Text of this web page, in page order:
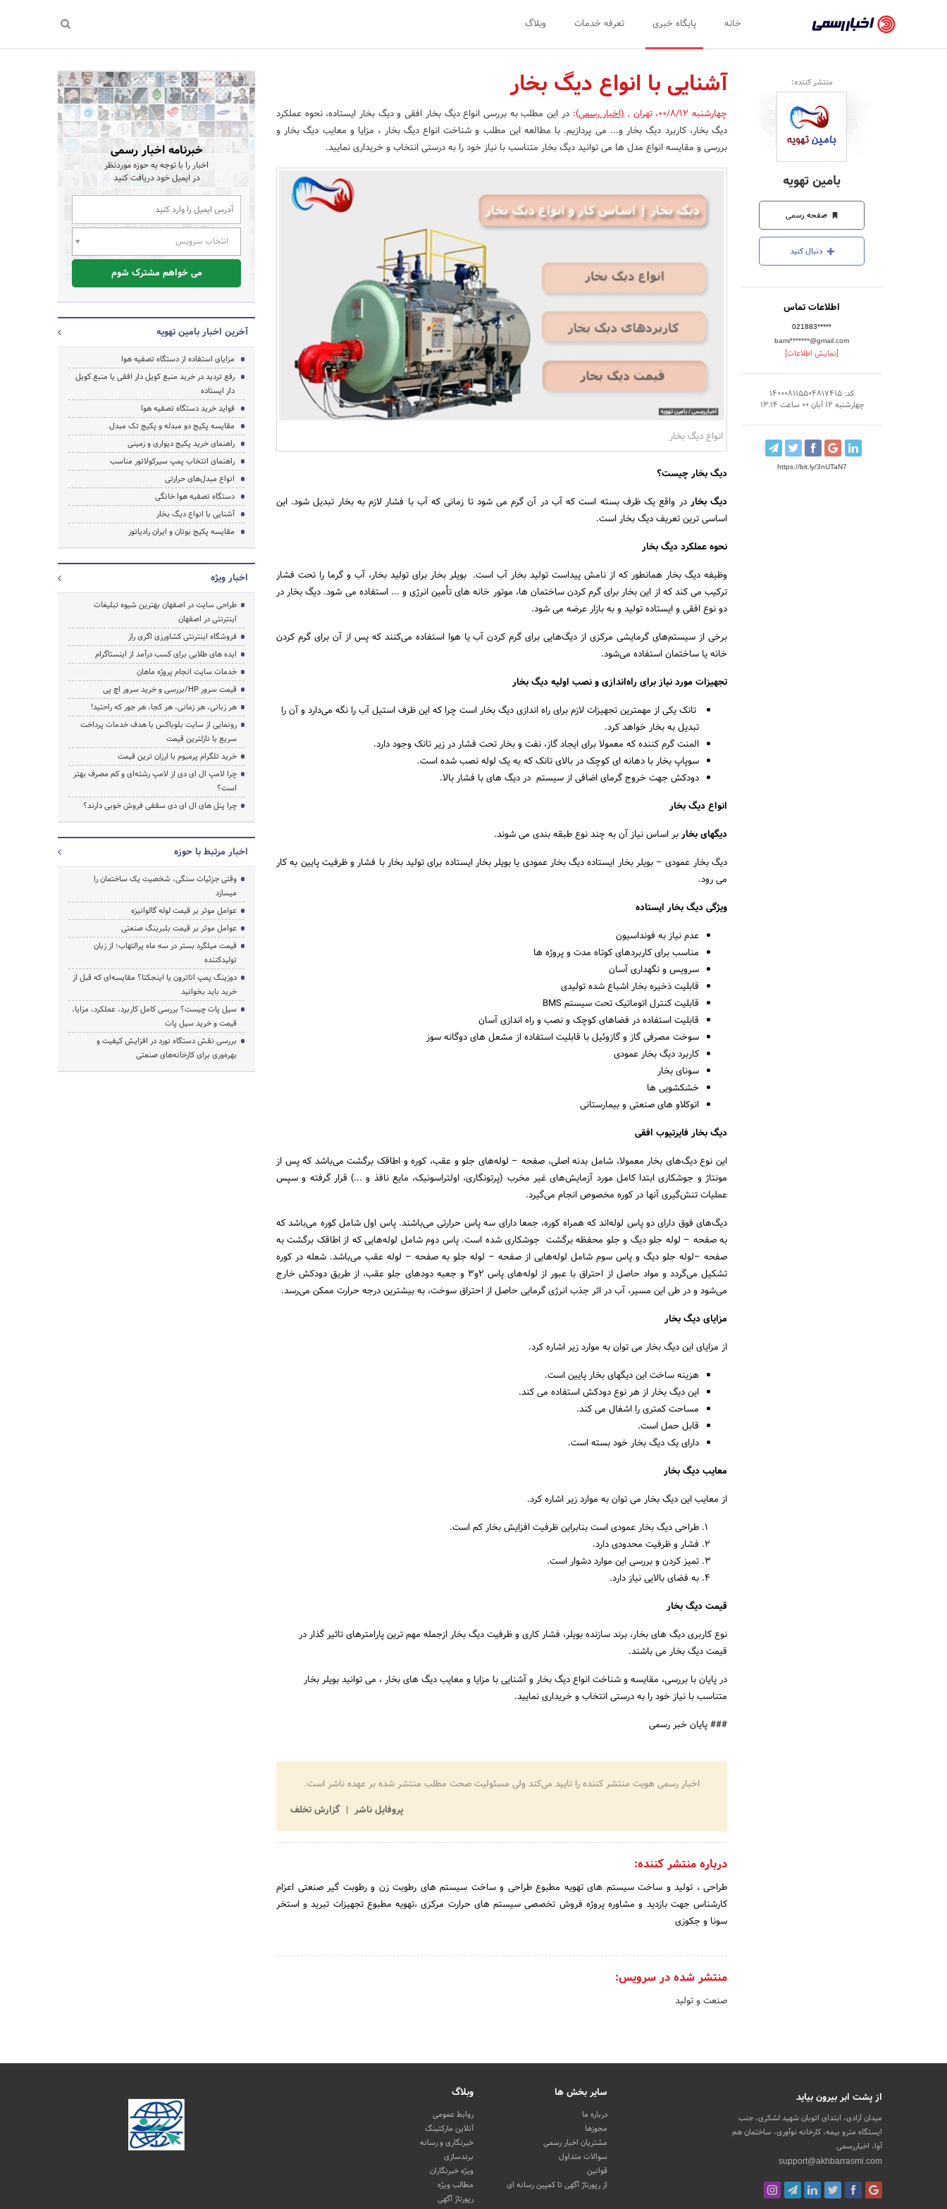
رسمی
-
اخبار
تایید
شده
شرکت‌ها،
سازمان‌ها
و
روابط
عمومی‌ها
خانه پایگاه خبری تعرفه خدمات وبلاگ
منتشر کننده:
بامین تهویه
صفحه رسمی
دنبال کنید
اطلاعات تماس
021883*****
bami*******@gmail.com
[نمایش اطلاعات]
کد: 140008115504817415
چهارشنبه 12 آبان 00 ساعت 13:14
https://bit.ly/3nUTaN7
آشنایی با انواع دیگ بخار
چهارشنبه 00/8/12 ،تهران ,(اخبار رسمی):در این مطلب به بررسی انواع دیگ بخار افقی و دیگ بخار ایستاده، نحوه عملکرد
دیگ بخار، کاربرد دیگ بخار و... می پردازیم. با مطالعه این مطلب و شناخت انواع دیگ بخار ، مزایا و معایب دیگ بخار و
بررسی و مقایسه انواع مدل ها می توانید دیگ بخار متناسب با نیاز خود را به درستی انتخاب و خریداری نمایید.
انواع دیگ بخار
دیگ بخار چیست؟
دیگ بخار در واقع یک ظرف بسته است که آب در آن گرم می شود تا زمانی که آب با فشار لازم به بخار تبدیل شود. این
اساسی ترین تعریف دیگ بخار است.
نحوه عملکرد دیگ بخار
وظیفه دیگ‌ بخار همانطور که از نامش پیداست تولید بخار آب است. بویلر بخار برای تولید بخار، آب و گرما را تحت فشار
ترکیب می کند که از این بخار برای گرم کردن ساختمان ها، موتور خانه های تأمین انرژی و ... استفاده می شود. دیگ بخار در
دو نوع افقی و ایستاده تولید و به بازار عرضه می شود.
برخی از سیستم‌های گرمایشی مرکزی از دیگ‌هایی برای گرم کردن آب یا هوا استفاده می‌کنند که پس از آن برای گرم کردن
خانه یا ساختمان استفاده می‌شود.
تجهیزات مورد نیاز برای راه‌اندازی و نصب اولیه دیگ بخار
تانک یکی از مهمترین تجهیزات لازم برای راه اندازی دیگ بخار است چرا که این ظرف استیل آب را نگه می‌دارد و آن را
تبدیل به بخار خواهد کرد.
المنت گرم کننده که معمولا برای ایجاد گاز، نفت و بخار تحت فشار در زیر تانک وجود دارد.
سوپاپ بخار با دهانه ای کوچک در بالای تانک که به یک لوله نصب شده است.
دودکش جهت خروج گرمای اضافی از سیستم در دیگ های با فشار بالا.
انواع دیگ بخار
دیگهای بخاربر اساس نیاز آن به چند نوع طبقه بندی می شوند.
دیگ بخار عمودی – بویلر بخار ایستاده دیگ بخار عمودی یا بویلر بخار ایستاده برای تولید بخار با فشار و ظرفیت پایین به کار
می رود.
ویژگی دیگ بخار ایستاده
عدم نیاز به فونداسیون
مناسب برای کاربردهای کوتاه مدت و پروژه ها
سرویس و نگهداری آسان
قابلیت ذخیره بخار اشباع شده تولیدی
قابلیت کنترل اتوماتیک تحت سیستم BMS
قابلیت استفاده در فضاهای کوچک و نصب و راه اندازی آسان
سوخت مصرفی گاز و گازوئیل با قابلیت استفاده از مشعل های دوگانه سوز
کاربرد دیگ بخار عمودی
سونای بخار
خشکشویی ها
اتوکلاو های صنعتی و بیمارستانی
دیگ بخار فایرتیوب افقی
این نوع دیگ‌های بخار معمولا، شامل بدنه اصلی، صفحه – لوله‌های جلو و عقب، کوره و اطاقک برگشت می‌باشد که پس از
مونتاژ و جوشکاری ابتدا کامل مورد آزمایش‌های غیر مخرب (پرتونگاری، اولتراسونیک، مایع نافذ و ...) قرار گرفته و سپس
عملیات تنش‌گیری آنها در کوره مخصوص انجام می‌گیرد.
دیگ‌های فوق دارای دو پاس لوله‌اند که همراه کوره، جمعا دارای سه پاس حرارتی می‌باشند. پاس اول شامل کوره می‌باشد که
به صفحه – لوله جلو دیگ و جلو محفظه برگشت جوشکاری شده است. پاس دوم شامل لوله‌هایی که از اطاقک برگشت به
صفحه –لوله جلو دیگ و پاس سوم شامل لوله‌هایی از صفحه – لوله جلو به صفحه – لوله عقب می‌باشد. شعله در کوره
تشکیل می‌گردد و مواد حاصل از احتراق با عبور از لوله‌های پاس 2و3 و جعبه دودهای جلو عقب، از طریق دودکش خارج
می‌شود و در طی این مسیر، آب در اثر جذب انرژی گرمایی حاصل از احتراق سوخت، به بیشترین درجه حرارت ممکن می‌رسد.
مزایای دیگ بخار
از مزایای این دیگ بخار می توان به موارد زیر اشاره کرد.
هزینه ساخت این دیگهای بخار پایین است.
این دیگ بخار از هر نوع دودکش استفاده می کند.
مساحت کمتری را اشغال می کند.
قابل حمل است.
دارای یک دیگ بخار خود بسته است.
معایب دیگ بخار
از معایب این دیگ بخار می توان به موارد زیر اشاره کرد.
طراحی دیگ بخار عمودی است بنابراین ظرفیت افزایش بخار کم است.
فشار و ظرفیت محدودی دارد.
تمیز کردن و بررسی این موارد دشوار است.
به فضای بالایی نیاز دارد.
قیمت دیگ بخار
نوع کاربری دیگ های بخار، برند سازنده بویلر، فشار کاری و ظرفیت دیگ بخار ازجمله مهم ترین پارامترهای تاثیر گذار در
قیمت دیگ بخار می باشند.
در پایان با بررسی، مقایسه و شناخت انواع دیگ بخار و آشنایی با مزایا و معایب دیگ های بخار ، می توانید بویلر بخار
متناسب با نیاز خود را به درستی انتخاب و خریداری نمایید.
### پایان خبر رسمی
اخبار رسمی هویت منتشر کننده را تایید می‌کند ولی مسئولیت صحت مطلب منتشر شده بر عهده ناشر است.
پروفایل ناشر
گزارش تخلف
درباره منتشر کننده:
طراحی ، تولید و ساخت سیستم های تهویه مطبوع طراحی و ساخت سیستم های رطوبت زن و رطوبت گیر صنعتی اعزام
کارشناس جهت بازدید و مشاوره پروژه فروش تخصصی سیستم های حرارت مرکزی ،تهویه مطبوع تجهیزات تبرید و استخر
سونا و جکوزی
منتشر شده در سرویس:
صنعت و تولید
خبرنامه اخبار رسمی
اخبار را با توجه به حوزه موردنظر
در ایمیل خود دریافت کنید
انتخاب سرویس
می خواهم مشترک شوم
آخرین اخبار بامین تهویه
مزایای استفاده از دستگاه تصفیه هوا
رفع تردید در خرید منبع کویل دار افقی یا منبع کویل
دار ایستاده
فواید خرید دستگاه تصفیه هوا
مقایسه پکیج دو مبدله و پکیج تک مبدل
راهنمای خرید پکیج دیواری و زمینی
راهنمای انتخاب پمپ سیرکولاتور مناسب
انواع مبدل‌های حرارتی
دستگاه تصفیه هوا خانگی
آشنایی با انواع دیگ بخار
مقایسه پکیج بوتان و ایران رادیاتور
اخبار ویژه
طراحی سایت در اصفهان بهترین شیوه تبلیغات
اینترنتی در اصفهان
فروشگاه اینترنتی کشاورزی اگری راز
ایده های طلایی برای کسب درآمد از اینستاگرام
خدمات سایت انجام پروژه ماهان
قیمت سرور HP/بررسی و خرید سرور اچ پی
هر زبانی، هر زمانی، هر کجا، هر جور که راحتید!
رونمایی از سایت بلوباکس با هدف خدمات پرداخت
سریع با نازلترین قیمت
خرید تلگرام پرمیوم با ارزان ترین قیمت
چرا لامپ ال ای دی از لامپ رشته‌ای و کم مصرف بهتر
است؟
چرا پنل های ال ای دی سقفی فروش خوبی دارند؟
اخبار مرتبط با حوزه
وقتی جزئیات سنگی، شخصیت یک ساختمان را
میسازد
عوامل موثر بر قیمت لوله گالوانیزه
عوامل موثر بر قیمت بلبرینگ صنعتی
قیمت میلگرد بستر در سه ماه پرالتهاب؛ از زبان
تولیدکننده
دوزینگ پمپ اتاترون یا اینجکتا؟ مقایسه‌ای که قبل از
خرید باید بخوانید
سیل پات چیست؟ بررسی کامل کاربرد، عملکرد، مزایا،
قیمت و خرید سیل پات
بررسی نقش دستگاه نورد در افزایش کیفیت و
بهره‌وری برای کارخانه‌های صنعتی
از پشت ابر بیرون بیاید
میدان آزادی، ابتدای اتوبان شهید لشکری، جنب
ایستگاه مترو بیمه، کارخانه نوآوری، ساختمان هم
آوا، اخباررسمی
support@akhbarrasmi.com
سایر بخش ها
درباره ما
مجوزها
مشتریان اخبار رسمی
سوالات متداول
قوانین
از رپورتاژ آگهی تا کمپین رسانه ای
وبلاگ
روابط عمومی
آنلاین مارکتینگ
خبرنگاری و رسانه
برندسازی
ویژه خبرنگاران
مطالب ویژه
رپورتاژ آگهی